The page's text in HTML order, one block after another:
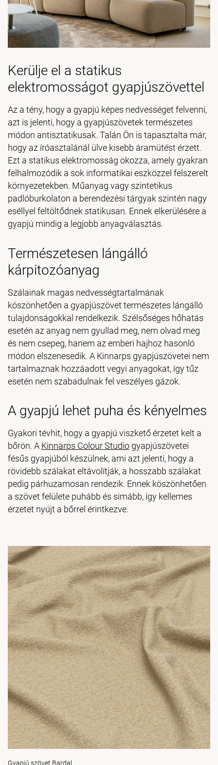
Kerülje el a statikus
elektromosságot gyapjúszövettel
Az a tény, hogy a gyapjú képes nedvességet felvenni,
azt is jelenti, hogy a gyapjúszövetek természetes
módon antisztatikusak. Talán Ön is tapasztalta már,
hogy az íróasztalánál ülve kisebb áramütést érzett.
Ezt a statikus elektromosság okozza, amely gyakran
felhalmozódik a sok informatikai eszközzel felszerelt
környezetekben. Műanyag vagy szintetikus
padlóburkolaton a berendezési tárgyak szintén nagy
eséllyel feltöltődnek statikusan. Ennek elkerülésére a
gyapjú mindig a legjobb anyagválasztás.
Természetesen lángálló
kárpitozóanyag
Szálainak magas nedvességtartalmának
köszönhetően a gyapjúszövet természetes lángálló
tulajdonságokkal rendelkezik. Szélsőséges hőhatás
esetén az anyag nem gyullad meg, nem olvad meg
és nem csepeg, hanem az emberi hajhoz hasonló
módon elszenesedik. A Kinnarps gyapjúszövetei nem
tartalmaznak hozzáadott vegyi anyagokat, így tűz
esetén nem szabadulnak fel veszélyes gázok.
A gyapjú lehet puha és kényelmes
Gyakori tévhit, hogy a gyapjú viszkető érzetet kelt a
bőrön. A Kinnarps Colour Studio gyapjúszövetei
fésűs gyapjúból készülnek, ami azt jelenti, hogy a
rövidebb szálakat eltávolítják, a hosszabb szálakat
pedig párhuzamosan rendezik. Ennek köszönhetően
a szövet felülete puhább és simább, így kellemes
érzetet nyújt a bőrrel érintkezve.
Gyapjú szövet Bardal